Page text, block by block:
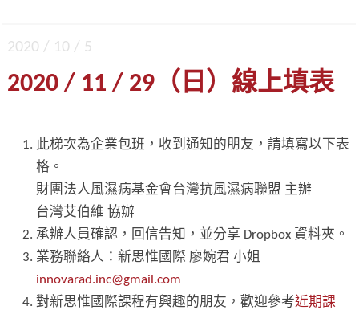
2020 / 10 / 5
2020 / 11 / 29（日）線上填表
此梯次為企業包班，收到通知的朋友，請填寫以下表
格。
財團法人風濕病基金會台灣抗風濕病聯盟 主辦
台灣艾伯維 協辦
承辦人員確認，回信告知，並分享 Dropbox 資料夾。
業務聯絡人：新思惟國際 廖婉君 小姐
innovarad.inc@gmail.com
對新思惟國際課程有興趣的朋友，歡迎參考近期課